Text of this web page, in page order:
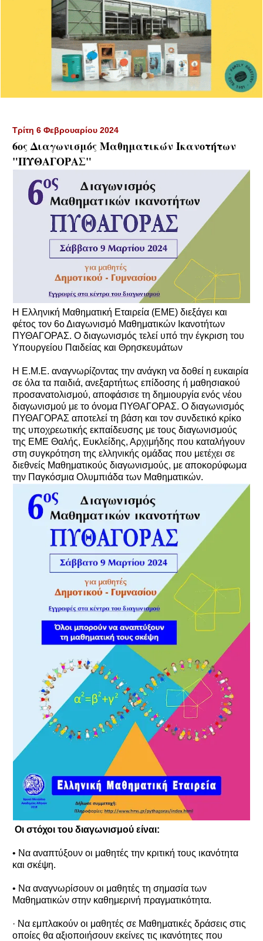
Τρίτη 6 Φεβρουαρίου 2024
6ος Διαγωνισμός Μαθηματικών Ικανοτήτων
"ΠΥΘΑΓΟΡΑΣ"
Η Ελληνική Μαθηματική Εταιρεία (ΕΜΕ) διεξάγει και
φέτος τον 6ο Διαγωνισμό Μαθηματικών Ικανοτήτων
ΠΥΘΑΓΟΡΑΣ. Ο διαγωνισμός τελεί υπό την έγκριση του
Υπουργείου Παιδείας και Θρησκευμάτων
Η Ε.Μ.Ε. αναγνωρίζοντας την ανάγκη να δοθεί η ευκαιρία
σε όλα τα παιδιά, ανεξαρτήτως επίδοσης ή μαθησιακού
προσανατολισμού, αποφάσισε τη δημιουργία ενός νέου
διαγωνισμού με το όνομα ΠΥΘΑΓΟΡΑΣ. Ο διαγωνισμός
ΠΥΘΑΓΟΡΑΣ αποτελεί τη βάση και τον συνδετικό κρίκο
της υποχρεωτικής εκπαίδευσης με τους διαγωνισμούς
της ΕΜΕ Θαλής, Ευκλείδης, Αρχιμήδης που καταλήγουν
στη συγκρότηση της ελληνικής ομάδας που μετέχει σε
διεθνείς Μαθηματικούς διαγωνισμούς, με αποκορύφωμα
την Παγκόσμια Ολυμπιάδα των Μαθηματικών.
Οι στόχοι του διαγωνισμού είναι:
• Να αναπτύξουν οι μαθητές την κριτική τους ικανότητα
και σκέψη.
• Να αναγνωρίσουν οι μαθητές τη σημασία των
Μαθηματικών στην καθημερινή πραγματικότητα.
· Να εμπλακούν οι μαθητές σε Μαθηματικές δράσεις στις
οποίες θα αξιοποιήσουν εκείνες τις ικανότητες που